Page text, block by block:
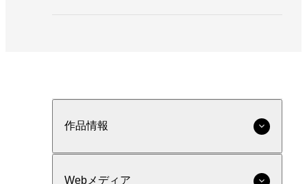
作品情報
Webメディア